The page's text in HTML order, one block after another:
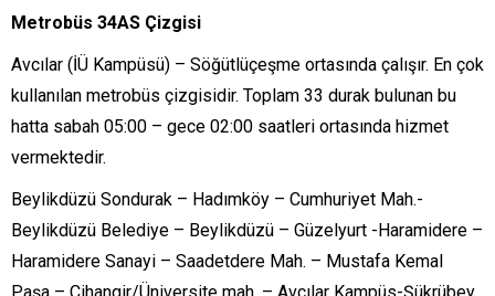
Metrobüs 34AS Çizgisi
Avcılar (İÜ Kampüsü) – Söğütlüçeşme ortasında çalışır. En çok
kullanılan metrobüs çizgisidir. Toplam 33 durak bulunan bu
hatta sabah 05:00 – gece 02:00 saatleri ortasında hizmet
vermektedir.
Beylikdüzü Sondurak – Hadımköy – Cumhuriyet Mah.-
Beylikdüzü Belediye – Beylikdüzü – Güzelyurt -Haramidere –
Haramidere Sanayi – Saadetdere Mah. – Mustafa Kemal